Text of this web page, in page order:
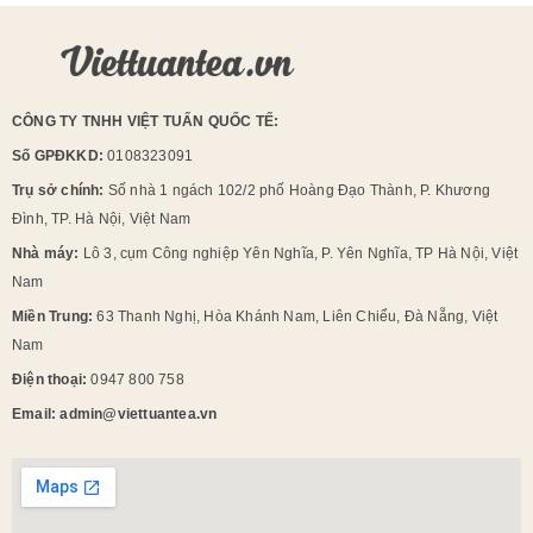
CÔNG TY TNHH VIỆT TUẤN QUỐC TẾ:
Số GPĐKKD: 0108323091
Trụ sở chính: Số nhà 1 ngách 102/2 phố Hoàng Đạo Thành, P. Khương
Đình, TP. Hà Nội, Việt Nam
Nhà máy: Lô 3, cụm Công nghiệp Yên Nghĩa, P. Yên Nghĩa, TP Hà Nội, Việt
Nam
Miền Trung:63 Thanh Nghị, Hòa Khánh Nam, Liên Chiểu, Đà Nẵng, Việt
Nam
Điện thoại:0947 800 758
Email: admin@viettuantea.vn